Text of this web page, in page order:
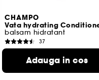
CHAMPO
Vata hydrating
balsam hidratant
37
61,00 Lei
122,00 Lei /100ml
Adauga in cos